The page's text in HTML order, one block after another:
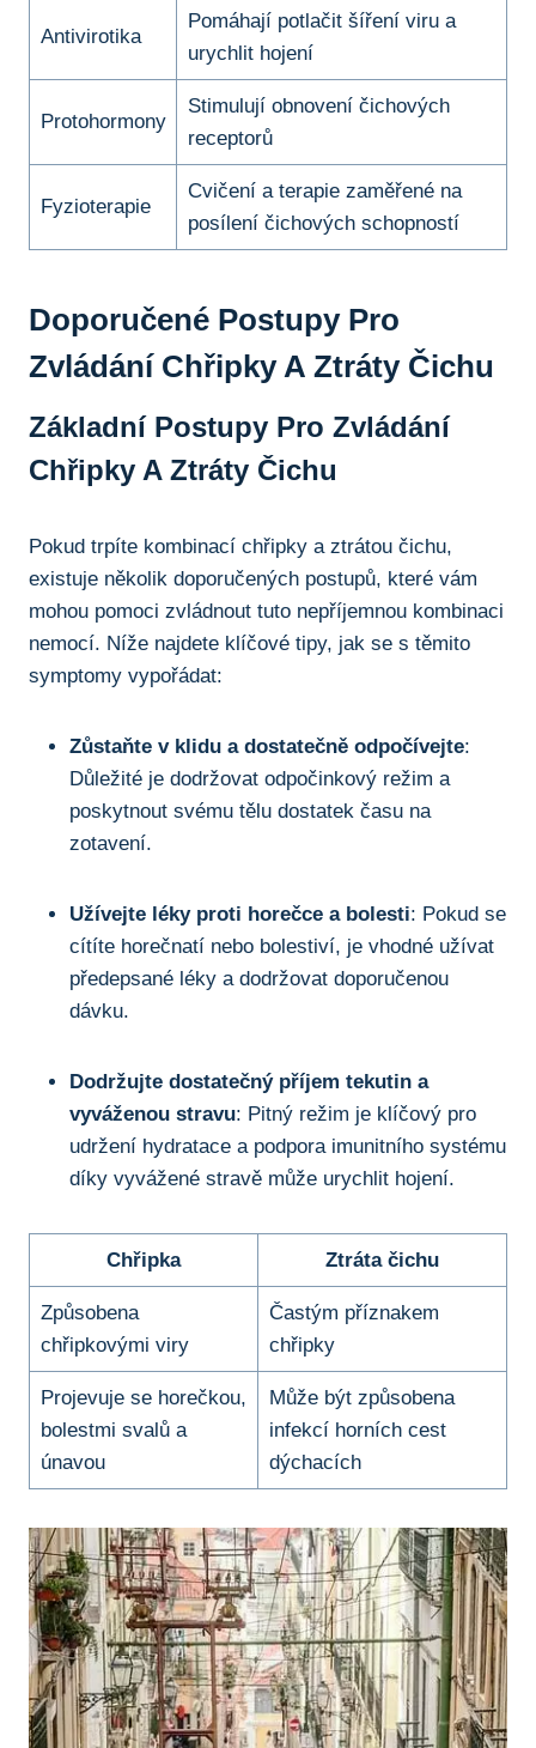
Antivirotika
Pomáhají potlačit šíření viru a
urychlit hojení
Protohormony
Stimulují obnovení čichových
receptorů
Fyzioterapie
Cvičení a⁢ terapie zaměřené‌ na
posílení čichových schopností
Doporučené Postupy Pro
Zvládání Chřipky A Ztráty Čichu
Základní Postupy Pro Zvládání
Chřipky ⁢a Ztráty ‌čichu
Pokud trpíte kombinací chřipky ⁢a ztrátou čichu,
existuje několik doporučených ‍postupů, které vám
⁣mohou pomoci zvládnout‌ tuto‌ nepříjemnou ⁣kombinaci
nemocí. Níže najdete klíčové tipy, jak se s těmito
symptomy vypořádat:
Zůstaňte ⁢v klidu a dostatečně ⁣odpočívejte:
Důležité je dodržovat‍ odpočinkový​ režim a‌
poskytnout svému⁤ tělu dostatek ​času na
zotavení.
Užívejte⁢ léky proti horečce a bolesti: ⁤Pokud se
cítíte ⁢horečnatí nebo bolestiví, je vhodné užívat
předepsané ⁤léky a dodržovat⁣ doporučenou⁢
dávku.
Dodržujte dostatečný příjem tekutin a
vyváženou stravu: Pitný režim je klíčový pro
udržení hydratace a podpora imunitního systému
díky vyvážené stravě může urychlit ⁢hojení.
Chřipka Ztráta čichu
Způsobena
⁤chřipkovými viry
Častým příznakem
chřipky
Projevuje se horečkou,
​bolestmi ⁣svalů a
únavou
Může být způsobena
infekcí horních cest
dýchacích